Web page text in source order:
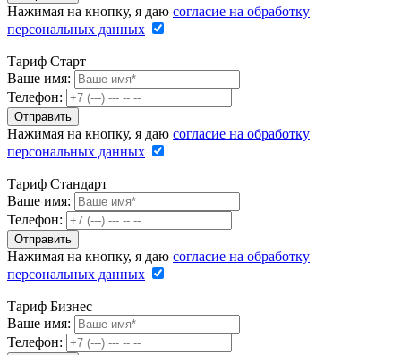
Нажимая на кнопку, я даю согласие на обработку
персональных данных
Тариф Старт
Ваше имя:
Телефон:
Нажимая на кнопку, я даю согласие на обработку
персональных данных
Тариф Стандарт
Ваше имя:
Телефон:
Нажимая на кнопку, я даю согласие на обработку
персональных данных
Тариф Бизнес
Ваше имя:
Телефон: